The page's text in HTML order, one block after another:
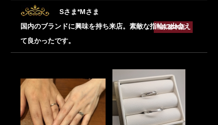
Sさま*Mさま
国内のブランドに興味を持ち来店。素敵な指輪に出会え
て良かったです。
京都本店